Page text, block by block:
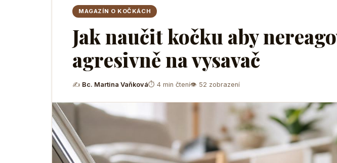
MAGAZÍN O KOČKÁCH
Jak naučit kočku aby
agresivně na vysavač
✍ Bc. Martina Vaňková⏱ 4 min čtení👁 52 zobrazení